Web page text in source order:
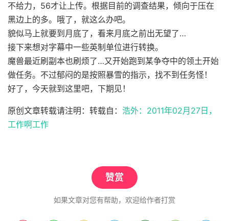
不给力，56才让上传。根据目前的调查结果，倾向于压在
黑边上的多。哦了，就这么办吧。
貌似马上就要到月底了，看来月底之前出无望了…
接下来想对字幕中一些英制单位进行转换。
魔兽最近刷副本也刷烦了…又开始跑到某争夺中的领土开始
做任务。不过郁闷的是按照暴雪的指示，找不到任务怪！
好了，今天就到这里吧，下期见！
原创文章转载请注明：转载自： 浩外：2011年02月27日，
工作啊工作
赞赏
如果文章对您有帮助，欢迎给作者打赏